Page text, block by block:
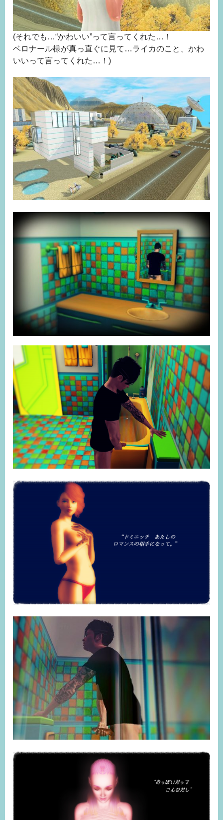
(それでも…“かわいい”って言ってくれた…！
ベロナール様が真っ直ぐに見て…ライカのこと、かわ
いいって言ってくれた…！)